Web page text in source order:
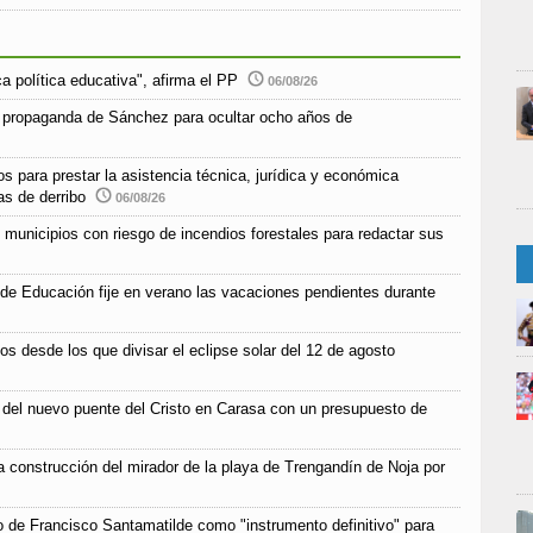
política educativa", afirma el PP 06/08/26
de Sánchez para ocultar ocho años de
para prestar la asistencia técnica, jurídica y económica
de derribo
06/08/26
con riesgo de incendios forestales para redactar sus
Educación fije en verano las vacaciones pendientes durante
desde los que divisar el eclipse solar del 12 de agosto
nuevo puente del Cristo en Carasa con un presupuesto de
del mirador de la playa de Trengandín de Noja por
Francisco Santamatilde como "instrumento definitivo" para